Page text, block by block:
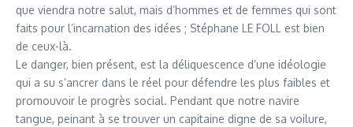
que viendra notre salut, mais d’hommes et de femmes qui sont
faits pour l’incarnation des idées ; Stéphane LE FOLL est bien
de ceux-là.
Le danger, bien présent, est la déliquescence d’une idéologie
qui a su s’ancrer dans le réel pour défendre les plus faibles et
promouvoir le progrès social. Pendant que notre navire
tangue, peinant à se trouver un capitaine digne de sa voilure,